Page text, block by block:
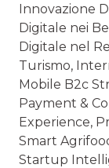
Innovazione
Digitale nei
Digitale nel
Turismo,
Mobile B2c
Payment &
Experience,
Smart
Startup